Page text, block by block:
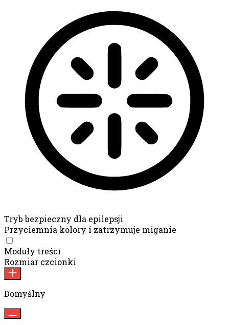
Tryb bezpieczny dla epilepsji
Przyciemnia kolory i zatrzymuje miganie
Moduły treści
Rozmiar czcionki
Domyślny